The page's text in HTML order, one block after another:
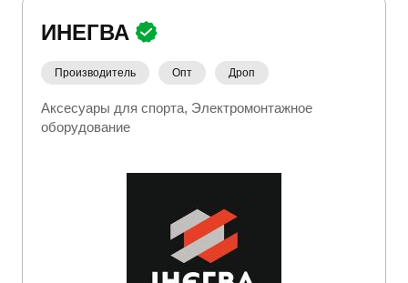
ИНЕГВА
Производитель Опт Дроп
Аксесуары для спорта Электромонтажное
оборудование